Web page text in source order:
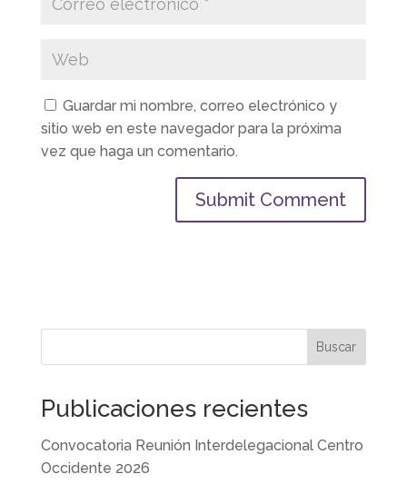
Guardar mi nombre, correo electrónico y
sitio web en este navegador para la próxima
vez que haga un comentario.
Buscar
Publicaciones recientes
Convocatoria Reunión Interdelegacional Centro
Occidente 2026